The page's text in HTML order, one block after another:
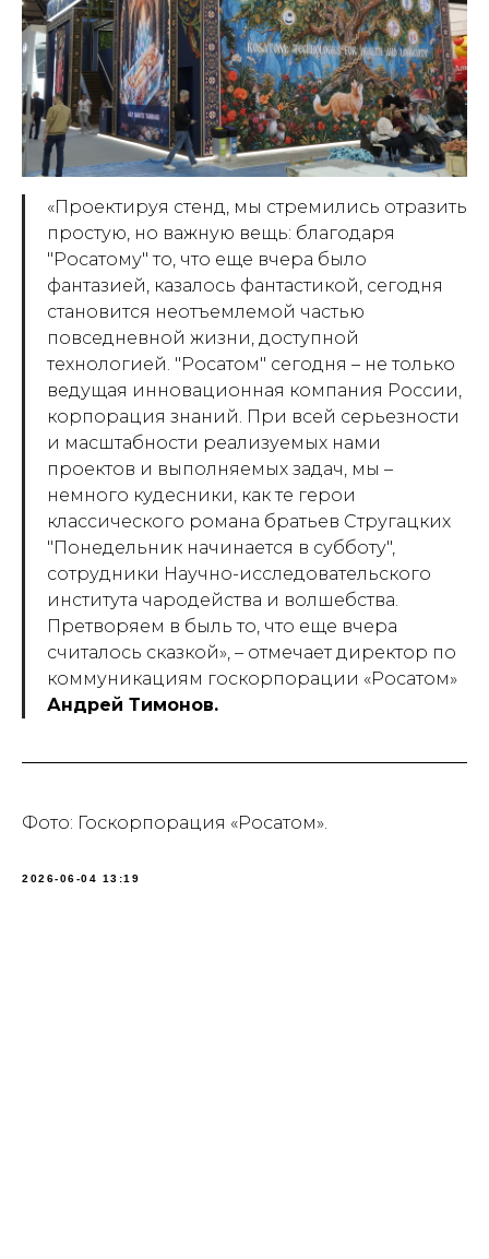
«Проектируя стенд, мы стремились отразить
простую, но важную вещь: благодаря
"Росатому" то, что еще вчера было
фантазией, казалось фантастикой, сегодня
становится неотъемлемой частью
повседневной жизни, доступной
технологией. "Росатом" сегодня – не только
ведущая инновационная компания России,
корпорация знаний. При всей серьезности
и масштабности реализуемых нами
проектов и выполняемых задач, мы –
немного кудесники, как те герои
классического романа братьев Стругацких
"Понедельник начинается в субботу",
сотрудники Научно-исследовательского
института чародейства и волшебства.
Претворяем в быль то, что еще вчера
считалось сказкой», – отмечает директор по
коммуникациям госкорпорации «Росатом»
Андрей Тимонов.
Фото: Госкорпорация «Росатом».
2026-06-04 13:19